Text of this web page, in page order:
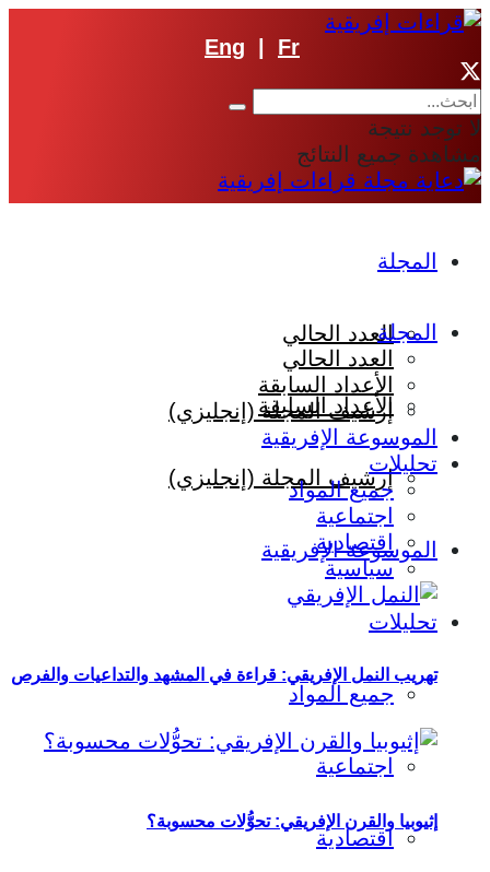
Eng Fr
لا توجد نتيجة
مشاهدة جميع النتائج
المجلة
العدد الحالي
الأعداد السابقة
إرشيف المجلة (إنجليزي)
الموسوعة الإفريقية
تحليلات
جميع المواد
اجتماعية
اقتصادية
المجلة
العدد الحالي
الأعداد السابقة
إرشيف المجلة (إنجليزي)
الموسوعة الإفريقية
تحليلات
جميع المواد
اجتماعية
اقتصادية
سياسية
تهريب النمل الإفريقي: قراءة في المشهد والتداعيات والفرص
إثيوبيا والقرن الإفريقي: تحوُّلات محسوبة؟